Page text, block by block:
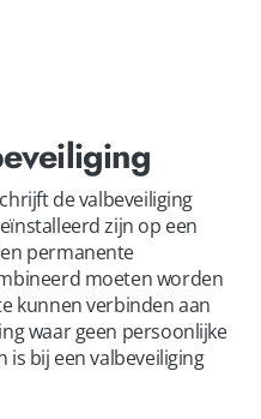
de valbeveiliging
zijn op een
permanente
moeten worden
kunnen verbinden aan
waar geen persoonlijke
bij een valbeveiliging